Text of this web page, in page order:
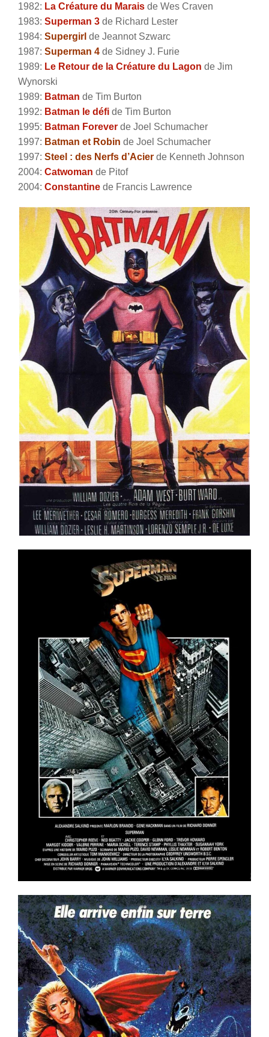
1982: La Créature du Marais de Wes Craven
1983: Superman 3 de Richard Lester
1984: Supergirl de Jeannot Szwarc
1987: Superman 4 de Sidney J. Furie
1989: Le Retour de la Créature du Lagon de Jim
Wynorski
1989: Batman de Tim Burton
1992: Batman le défi de Tim Burton
1995: Batman Forever de Joel Schumacher
1997: Batman et Robin de Joel Schumacher
1997: Steel : des Nerfs d’Acier de Kenneth Johnson
2004: Catwoman de Pitof
2004: Constantine de Francis Lawrence